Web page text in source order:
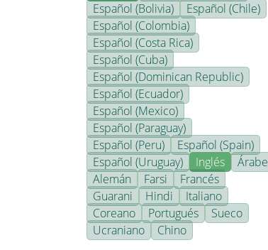
Español (Bolivia)
Español (Chile)
Español (Colombia)
Español (Costa Rica)
Español (Cuba)
Español (Dominican Republic)
Español (Ecuador)
Español (Mexico)
Español (Paraguay)
Español (Peru)
Español (Spain)
Español (Uruguay)
Inglés
Árabe
Alemán
Farsi
Francés
Guarani
Hindi
Italiano
Coreano
Portugués
Sueco
Ucraniano
Chino